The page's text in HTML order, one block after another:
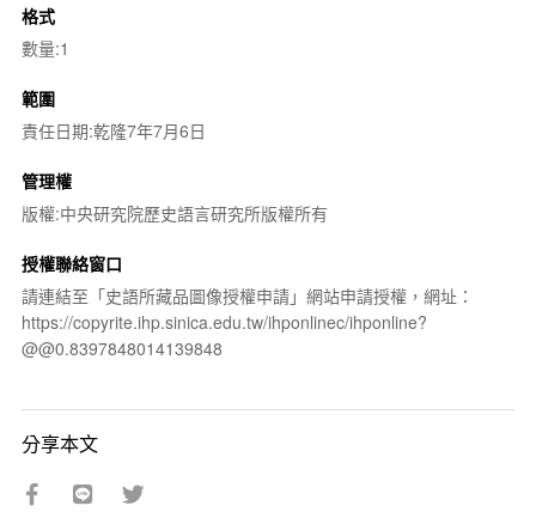
格式
數量:1
範圍
責任日期:乾隆7年7月6日
管理權
版權:中央研究院歷史語言研究所版權所有
授權聯絡窗口
請連結至「史語所藏品圖像授權申請」網站申請授權，網址：
https://copyrite.ihp.sinica.edu.tw/ihponlinec/ihponline?
@@0.8397848014139848
分享本文